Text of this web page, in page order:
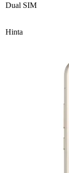
Dual SIM
Hinta